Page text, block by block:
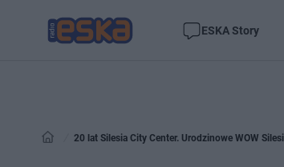
ESKA Story
20 lat Silesia City Center. Urodzinowe WOW